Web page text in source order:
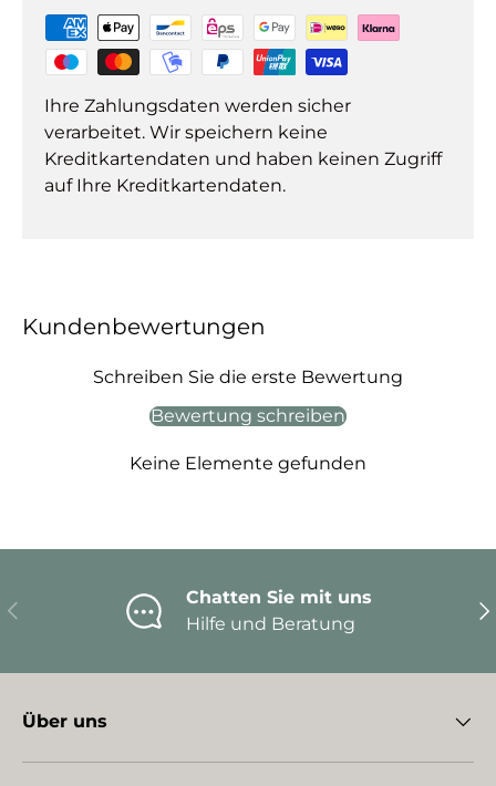
Ihre Zahlungsdaten werden sicher
verarbeitet. Wir speichern keine
Kreditkartendaten und haben keinen Zugriff
auf Ihre Kreditkartendaten.
Kundenbewertungen
Schreiben Sie die erste Bewertung
Bewertung schreiben
Keine Elemente gefunden
Vorherige
Chatten Sie mit uns
Hilfe und Beratung
Über uns